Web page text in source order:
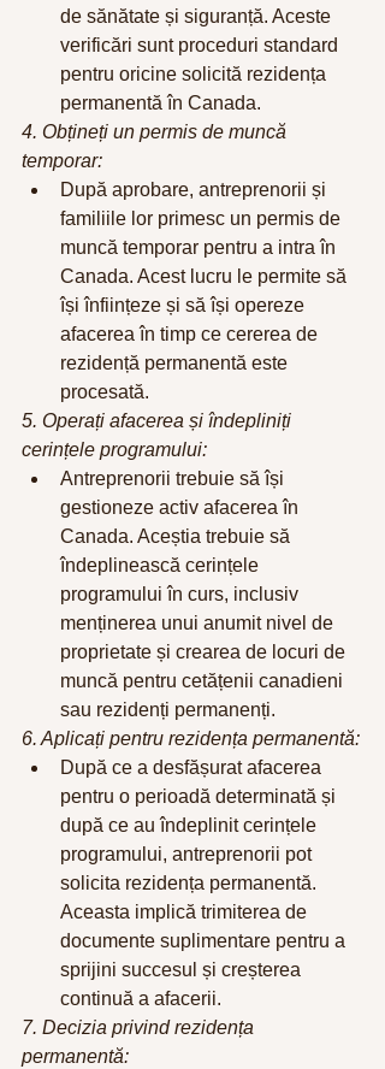
de sănătate și siguranță. Aceste
verificări sunt proceduri standard
pentru oricine solicită rezidența
permanentă în Canada.
4. Obțineți un permis de muncă
temporar:
După aprobare, antreprenorii și
familiile lor primesc un permis de
muncă temporar pentru a intra în
Canada. Acest lucru le permite să
își înființeze și să își opereze
afacerea în timp ce cererea de
rezidență permanentă este
procesată.
5. Operați afacerea și îndepliniți
cerințele programului:
Antreprenorii trebuie să își
gestioneze activ afacerea în
Canada. Aceștia trebuie să
îndeplinească cerințele
programului în curs, inclusiv
menținerea unui anumit nivel de
proprietate și crearea de locuri de
muncă pentru cetățenii canadieni
sau rezidenți permanenți.
6. Aplicați pentru rezidența permanentă:
După ce a desfășurat afacerea
pentru o perioadă determinată și
după ce au îndeplinit cerințele
programului, antreprenorii pot
solicita rezidența permanentă.
Aceasta implică trimiterea de
documente suplimentare pentru a
sprijini succesul și creșterea
continuă a afacerii.
7. Decizia privind rezidența
permanentă: